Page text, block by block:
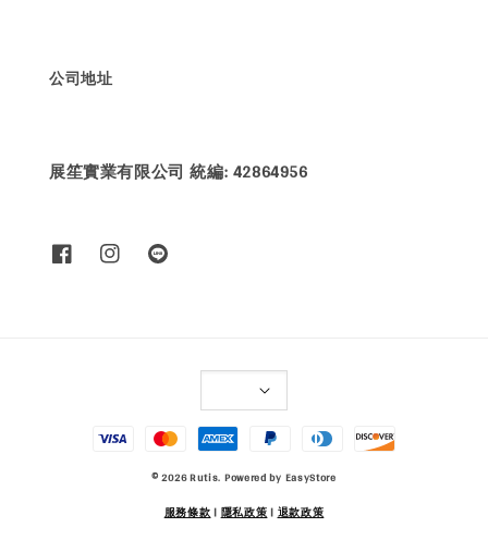
公司地址
展笙實業有限公司 統編: 42864956
© 2026 Rutis. Powered by EasyStore
服務條款| 隱私政策| 退款政策